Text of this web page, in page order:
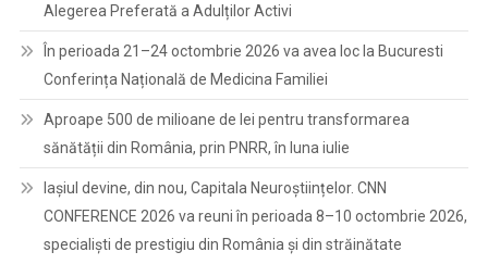
Alegerea Preferată a Adulților Activi
În perioada 21–24 octombrie 2026 va avea loc la Bucuresti
Conferința Națională de Medicina Familiei
Aproape 500 de milioane de lei pentru transformarea
sănătății din România, prin PNRR, în luna iulie
Iașiul devine, din nou, Capitala Neuroștiințelor. CNN
CONFERENCE 2026 va reuni în perioada 8–10 octombrie 2026,
specialiști de prestigiu din România și din străinătate